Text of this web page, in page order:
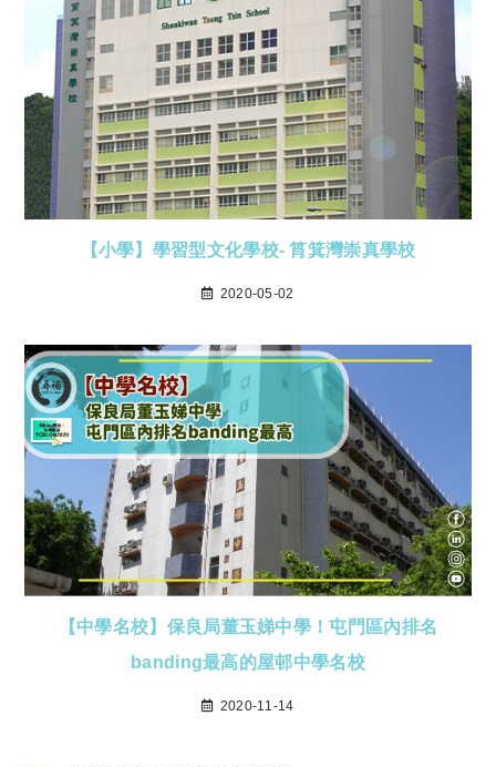
【小學】學習型文化學校- 筲箕灣崇真學校
2020-05-02
【中學名校】保良局董玉娣中學！屯門區內排名
banding最高的屋邨中學名校
2020-11-14